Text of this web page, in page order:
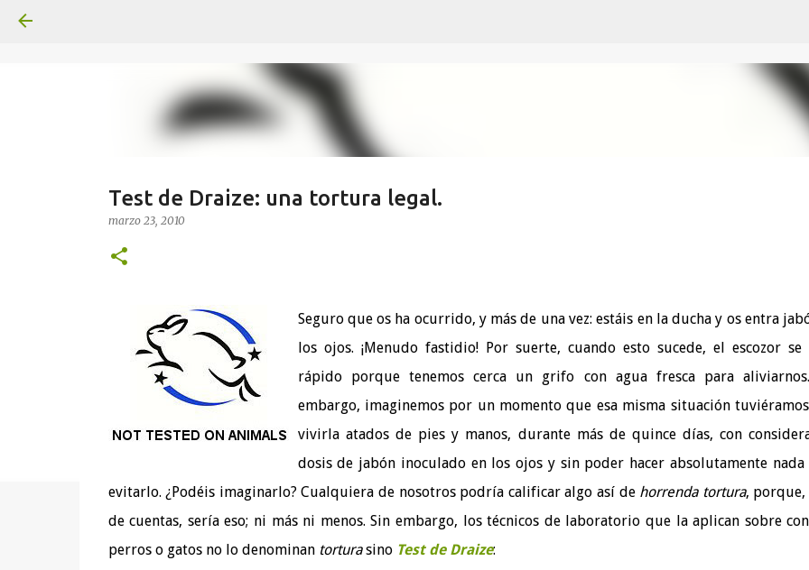
Test de Draize: una tortura legal.
marzo 23, 2010
Seguro que os ha ocurrido, y más de una vez: estáis en la ducha y os entra
los ojos. ¡Menudo fastidio! Por suerte, cuando esto sucede, el escozor se
rápido porque tenemos cerca un grifo con agua fresca para
embargo, imaginemos por un momento que esa misma situación
vivirla atados de pies y manos, durante más de quince días, con
dosis de jabón inoculado en los ojos y sin poder hacer absolutamente nada
evitarlo. ¿Podéis imaginarlo? Cualquiera de nosotros podría calificar algo así de horrenda tortura,
de cuentas, sería eso; ni más ni menos. Sin embargo, los técnicos de laboratorio que la aplican sobre
perros o gatos no lo denominan torturasino Test de Draize: